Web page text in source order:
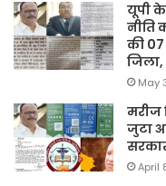
यूपी के
नीति
की
जिला,
May
मरीज
जुटा
April